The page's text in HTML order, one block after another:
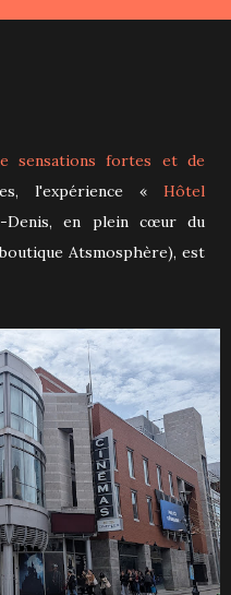
sensations fortes et de
l'expérience « Hôtel
Denis, en plein cœur du
Atsmosphère), est